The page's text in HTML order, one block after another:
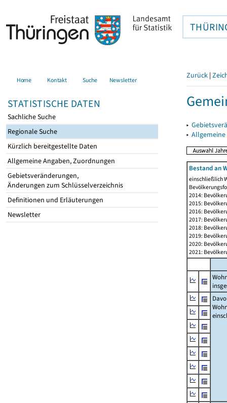
Home Kontakt Suche Newsletter
STATISTISCHE DATEN
Sachliche Suche
Regionale Suche
Kürzlich bereitgestellte Daten
Allgemeine Angaben, Zuordnungen
Gebietsveränderungen,
Änderungen zum Schlüsselverzeichnis
Definitionen und Erläuterungen
Newsletter
Zurück |
▸
▸
Bestand an
einschließlich
2014:
2015:
2016:
2017:
2018:
2019:
2020:
2021: